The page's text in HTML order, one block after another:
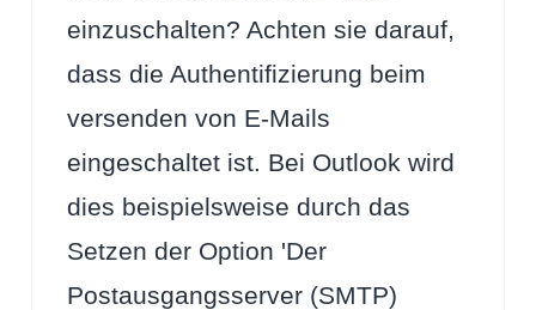
einzuschalten? Achten sie darauf,
dass die Authentifizierung beim
versenden von E-Mails
eingeschaltet ist. Bei Outlook wird
dies beispielsweise durch das
Setzen der Option 'Der
Postausgangsserver (SMTP)